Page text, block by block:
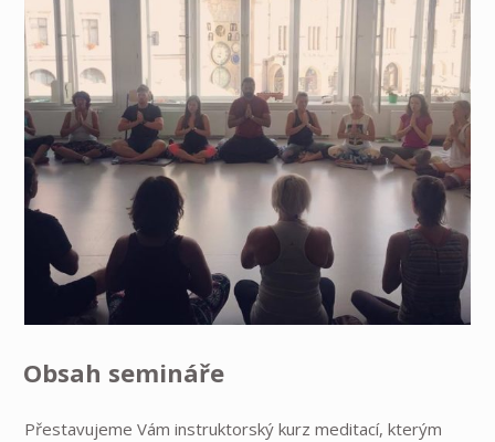
Obsah semináře
Přestavujeme Vám instruktorský kurz meditací, kterým